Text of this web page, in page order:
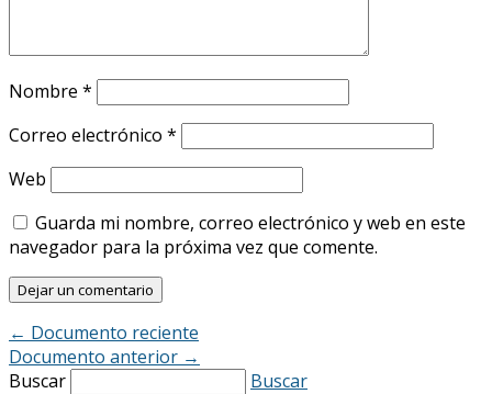
Nombre *
Correo electrónico *
Web
Guarda mi nombre, correo electrónico y web en este
navegador para la próxima vez que comente.
← Documento reciente
Documento anterior →
Buscar
Buscar